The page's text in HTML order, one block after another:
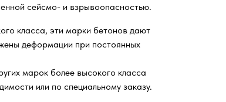
сейсмо- и взрывоопасностью.
класса, эти марки бетонов дают
деформации при постоянных
марок более высокого класса
или по специальному заказу.